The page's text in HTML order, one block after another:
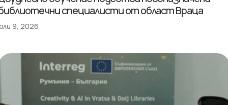
специалисти от област Враца
9, 2026